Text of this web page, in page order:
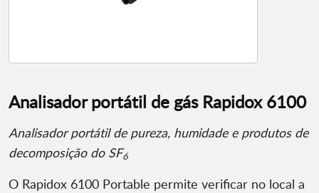
Analisador portátil de gás Rapidox 6100
Analisador portátil de pureza, humidade e produtos de
decomposição do SF6
O Rapidox 6100 Portable permite verificar no local a